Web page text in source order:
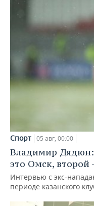
Спорт 05 авг, 00:00
Владимир
это Омск, второй
Интервью с экс-
периоде казанского